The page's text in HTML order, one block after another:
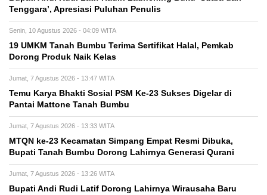
Tenggara’, Apresiasi Puluhan Penulis
Senin, 10 Agustus 2026 - 04:09 WITA
19 UMKM Tanah Bumbu Terima Sertifikat Halal, Pemkab
Dorong Produk Naik Kelas
Jumat, 7 Agustus 2026 - 13:47 WITA
Temu Karya Bhakti Sosial PSM Ke-23 Sukses Digelar di
Pantai Mattone Tanah Bumbu
Jumat, 7 Agustus 2026 - 13:33 WITA
MTQN ke-23 Kecamatan Simpang Empat Resmi Dibuka,
Bupati Tanah Bumbu Dorong Lahirnya Generasi Qurani
Jumat, 7 Agustus 2026 - 13:26 WITA
Bupati Andi Rudi Latif Dorong Lahirnya Wirausaha Baru